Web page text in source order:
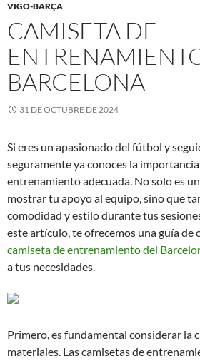
VIGO-BARÇA
CAMISETA DE
BARCELONA
31 DE OCTUBRE DE 2024
Si eres un apasionado del fútbol y
seguramente ya conoces la
entrenamiento adecuada. No solo es
mostrar tu apoyo al equipo, sino que
comodidad y estilo durante tus
este artículo, te ofrecemos una guía de
camiseta de entrenamiento del
a tus necesidades.
Primero, es fundamental considerar la
materiales. Las camisetas de